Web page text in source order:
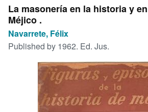
My Purchases
Advanced Search
Browse Collections
Rare Books
Art & Collectibles
Textbooks
La masonería en la historia y
Méjico .
Navarrete, Félix
Published by 1962. Ed. Jus.